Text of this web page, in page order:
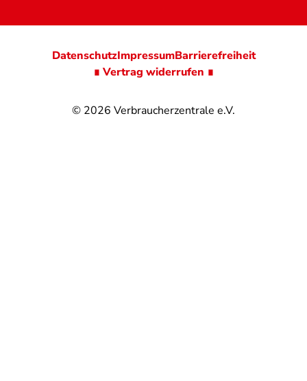
© 2026 Verbraucherzentrale e.V.
DatenschutzImpressumBarrierefreiheit
∎ Vertrag widerrufen ∎